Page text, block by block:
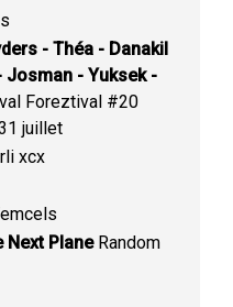
- Théa - Danakil
Josman - Yuksek -
Foreztival #20
juillet
xcx
Next PlaneRandom